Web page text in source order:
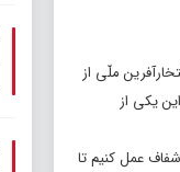
ملّی از
یکی از
عمل کنیم تا